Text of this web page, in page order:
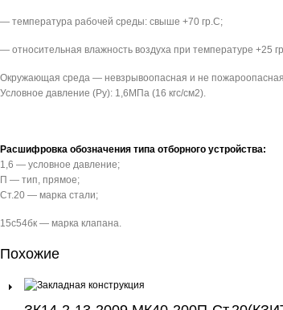
— температура рабочей среды: свыше +70 гр.С;
— относительная влажность воздуха при температуре +25
Окружающая среда — невзрывоопасная и не
Условное давление (Pу): 1,6МПа (16 кгс/см2).
Расшифровка обозначения типа отборного устройства:
1,6 — условное давление;
П — тип, прямое;
Ст.20 — марка стали;
15с54бк — марка клапана.
Похожие